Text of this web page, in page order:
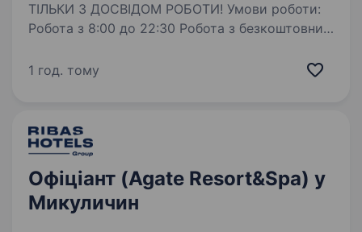
ТІЛЬКИ З ДОСВІДОМ РОБОТИ! Умови роботи:
Робота з 8:00 до 22:30 Робота з безкоштовним
обов'язки офіціанта входить сервірування
1 год. тому
Офіціант (Agate Resort&Spa) у
Микуличин